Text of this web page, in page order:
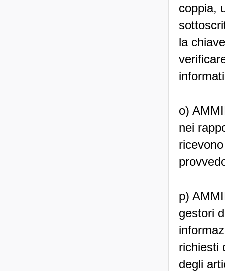
coppia,
la
o)
nei
p)
gestori
richiesti
degli